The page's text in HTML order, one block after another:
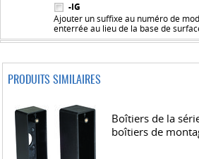
-IG
Ajouter un suffixe au numéro de
enterrée au lieu de la base de
PRODUITS SIMILAIRES
Boîtiers de la
boîtiers de